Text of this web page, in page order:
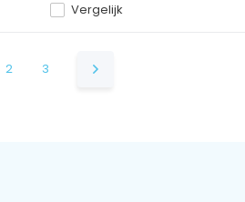
Vergelijk
2 3